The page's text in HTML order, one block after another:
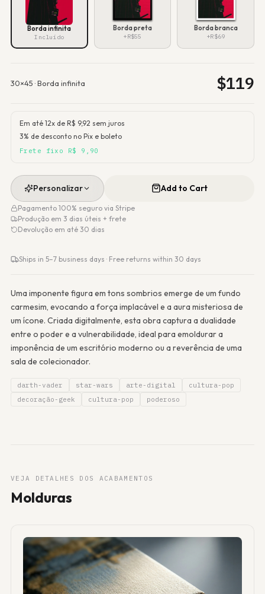
Borda infinita
Incluído
Borda preta
+R$55
Borda branca
+R$69
30×45 ·Borda infinita $119
Em até 12x de R$ 9,92 sem juros
3% de desconto no Pix e boleto
Frete fixo R$ 9,90
Personalizar Add to Cart
Pagamento 100% seguro via Stripe
Produção em 3 dias úteis + frete
Devolução em até 30 dias
Ships in 5–7 business days · Free returns within 30 days
Uma imponente figura em tons sombrios emerge de um fundo
carmesim, evocando a força implacável e a aura misteriosa de
um ícone. Criada digitalmente, esta obra captura a dualidade
entre o poder e a vulnerabilidade, ideal para emoldurar a
imponência de um escritório moderno ou a reverência de uma
sala de colecionador.
darth-vader star-wars arte-digital
cultura-pop
decoração-geek
cultura-pop poderoso
VEJA DETALHES DOS ACABAMENTOS
Molduras